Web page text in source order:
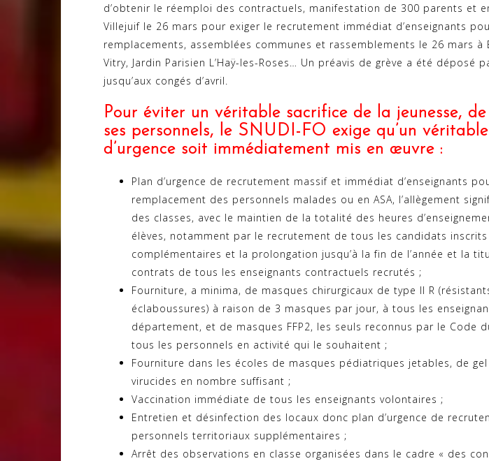
d’obtenir le réemploi des contractuels, manifestation de 300 parents et
Villejuif le 26 mars pour exiger le recrutement immédiat d’enseignants
remplacements, assemblées communes et rassemblements le 26 mars à
Vitry, Jardin Parisien L’Haÿ-les-Roses… Un préavis de grève a été déposé
jusqu’aux congés d’avril.
Pour éviter un véritable sacrifice de la jeunesse, de
ses personnels, le SNUDI-FO exige qu’un
d’urgence soit immédiatement mis en œuvre :
Plan d’urgence de recrutement massif et immédiat d’enseignants
remplacement des personnels malades ou en ASA, l’allègement
des classes, avec le maintien de la totalité des heures
élèves, notamment par le recrutement de tous les candidats
complémentaires et la prolongation jusqu’à la fin de l’année et la
contrats de tous les enseignants contractuels recrutés ;
Fourniture, a minima, de masques chirurgicaux de type II R
éclaboussures) à raison de 3 masques par jour, à tous les
département, et de masques FFP2, les seuls reconnus par le Code
tous les personnels en activité qui le souhaitent ;
Fourniture dans les écoles de masques pédiatriques jetables, de
virucides en nombre suffisant ;
Vaccination immédiate de tous les enseignants volontaires ;
Entretien et désinfection des locaux donc plan d’urgence de
personnels territoriaux supplémentaires ;
Arrêt des observations en classe organisées dans le cadre « des